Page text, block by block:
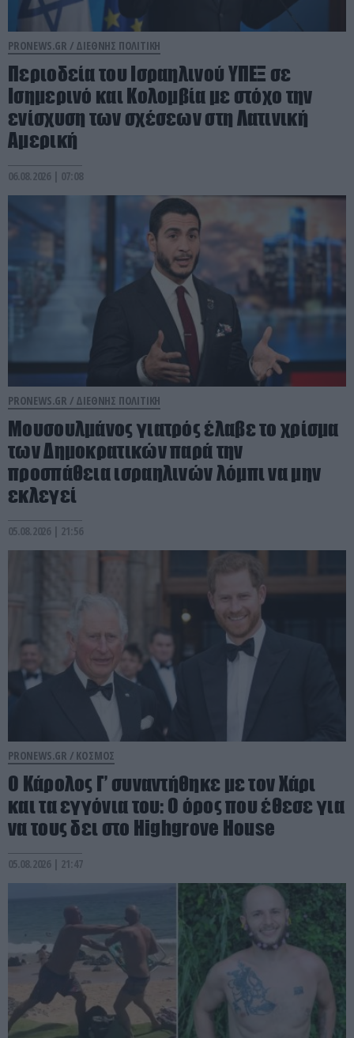
PRONEWS.GR / ΔΙΕΘΝΗΣ ΠΟΛΙΤΙΚΗ
Περιοδεία του Ισραηλινού ΥΠΕΞ σε
Ισημερινό και Κολομβία με στόχο την
ενίσχυση των σχέσεων στη Λατινική
Αμερική
06.08.2026 | 07:08
PRONEWS.GR / ΔΙΕΘΝΗΣ ΠΟΛΙΤΙΚΗ
Μουσουλμάνος γιατρός έλαβε το χρίσμα
των Δημοκρατικών παρά την
προσπάθεια ισραηλινών λόμπι να μην
εκλεγεί
05.08.2026 | 21:56
PRONEWS.GR / ΚΟΣΜΟΣ
Ο Κάρολος Γ’ συναντήθηκε με τον Χάρι
και τα εγγόνια του: Ο όρος που έθεσε για
να τους δει στο Highgrove House
05.08.2026 | 21:47